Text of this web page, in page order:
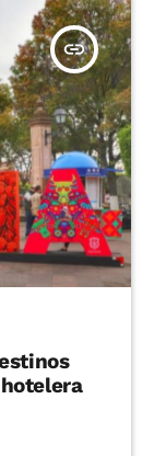
insert_link